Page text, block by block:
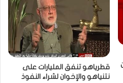
قطرياهو تنفق المليارات على
نتنياهو والإخوان لشراء النفوذ